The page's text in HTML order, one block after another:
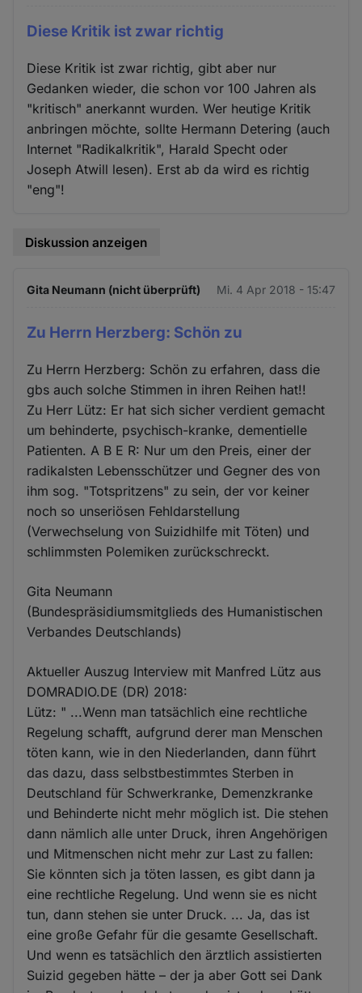
Diese Kritik ist zwar richtig
Diese Kritik ist zwar richtig, gibt aber nur
Gedanken wieder, die schon vor 100 Jahren als
"kritisch" anerkannt wurden. Wer heutige Kritik
anbringen möchte, sollte Hermann Detering (auch
Internet "Radikalkritik", Harald Specht oder
Joseph Atwill lesen). Erst ab da wird es richtig
"eng"!
Diskussion anzeigen
Gita Neumann (nicht überprüft) Mi. 4 Apr 2018 - 15:47
Zu Herrn Herzberg: Schön zu
Zu Herrn Herzberg: Schön zu erfahren, dass die
gbs auch solche Stimmen in ihren Reihen hat!!
Zu Herr Lütz: Er hat sich sicher verdient gemacht
um behinderte, psychisch-kranke, dementielle
Patienten. A B E R: Nur um den Preis, einer der
radikalsten Lebensschützer und Gegner des von
ihm sog. "Totspritzens" zu sein, der vor keiner
noch so unseriösen Fehldarstellung
(Verwechselung von Suizidhilfe mit Töten) und
schlimmsten Polemiken zurückschreckt.
Gita Neumann
(Bundespräsidiumsmitglieds des Humanistischen
Verbandes Deutschlands)
Aktueller Auszug Interview mit Manfred Lütz aus
DOMRADIO.DE (DR) 2018:
Lütz: " ...Wenn man tatsächlich eine rechtliche
Regelung schafft, aufgrund derer man Menschen
töten kann, wie in den Niederlanden, dann führt
das dazu, dass selbstbestimmtes Sterben in
Deutschland für Schwerkranke, Demenzkranke
und Behinderte nicht mehr möglich ist. Die stehen
dann nämlich alle unter Druck, ihren Angehörigen
und Mitmenschen nicht mehr zur Last zu fallen:
Sie könnten sich ja töten lassen, es gibt dann ja
eine rechtliche Regelung. Und wenn sie es nicht
tun, dann stehen sie unter Druck. ... Ja, das ist
eine große Gefahr für die gesamte Gesellschaft.
Und wenn es tatsächlich den ärztlich assistierten
Suizid gegeben hätte – der ja aber Gott sei Dank